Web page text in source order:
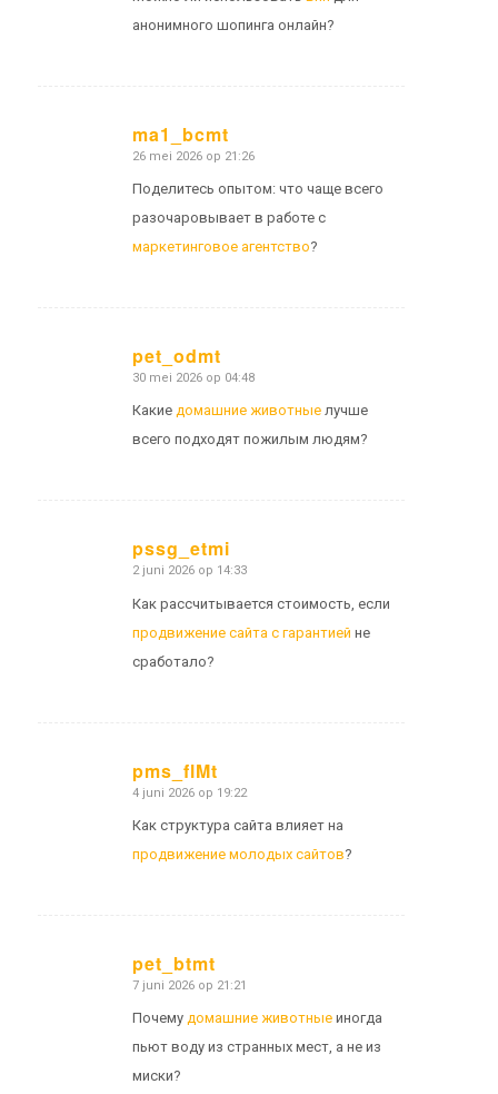
анонимного шопинга онлайн?
ma1_bcmt
zegt:
26 mei 2026 op 21:26
Поделитесь опытом: что чаще всего
разочаровывает в работе с
маркетинговое агентство?
pet_odmt
zegt:
30 mei 2026 op 04:48
Какие домашние животныелучше
всего подходят пожилым людям?
pssg_etmi
zegt:
2 juni 2026 op 14:33
Как рассчитывается стоимость, если
продвижение сайта с гарантией не
сработало?
pms_flMt
zegt:
4 juni 2026 op 19:22
Как структура сайта влияет на
продвижение молодых сайтов?
pet_btmt
zegt:
7 juni 2026 op 21:21
Почему домашние животныеиногда
пьют воду из странных мест, а не из
миски?